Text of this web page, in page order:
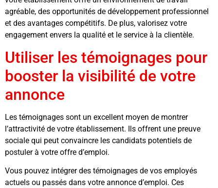
agréable, des opportunités de développement professionnel
et des avantages compétitifs. De plus, valorisez votre
engagement envers la qualité et le service à la clientèle.
Utiliser les témoignages pour
booster la visibilité de votre
annonce
Les témoignages sont un excellent moyen de montrer
l’attractivité de votre établissement. Ils offrent une preuve
sociale qui peut convaincre les candidats potentiels de
postuler à votre offre d’emploi.
Vous pouvez intégrer des témoignages de vos employés
actuels ou passés dans votre annonce d’emploi. Ces